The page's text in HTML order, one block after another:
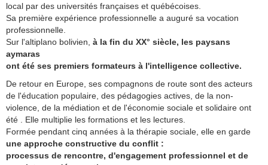
local par des universités françaises et québécoises.
Sa première expérience professionnelle a auguré sa vocation
professionnelle.
Sur l'altiplano bolivien, à la fin du XX° siècle, les paysans
aymaras
ont été ses premiers formateurs à l'intelligence collective.
De retour en Europe, ses compagnons de route sont des acteurs
de l'éducation populaire, des pédagogies actives, de la non-
violence, de la médiation et de l'économie sociale et solidaire ont
été . Elle multiplie les formations et les lectures.
Formée pendant cinq années à la thérapie sociale, elle en garde
une approche constructive du conflit :
processus de rencontre, d'engagement professionnel et de